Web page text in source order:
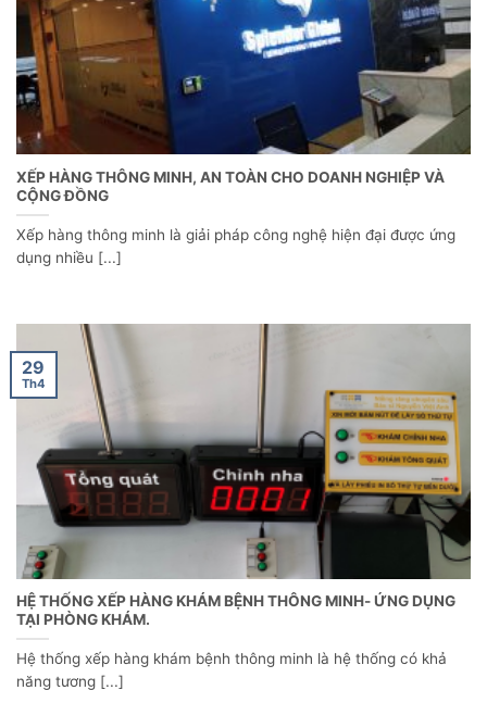
XẾP HÀNG THÔNG MINH, AN TOÀN CHO DOANH NGHIỆP VÀ
CỘNG ĐỒNG
Xếp hàng thông minh là giải pháp công nghệ hiện đại được ứng
dụng nhiều [...]
HỆ THỐNG XẾP HÀNG KHÁM BỆNH THÔNG MINH- ỨNG DỤNG
TẠI PHÒNG KHÁM.
Hệ thống xếp hàng khám bệnh thông minh là hệ thống có khả
năng tương [...]
29
Th4